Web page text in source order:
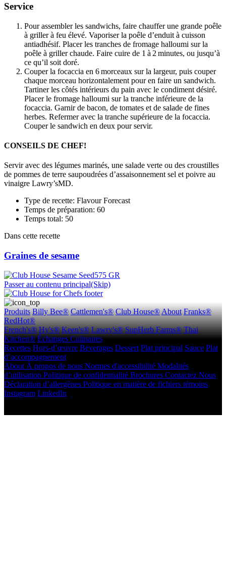
Service
Pour assembler les sandwichs, faire chauffer une grande poêle
à griller à feu élevé. Vaporiser la poêle d’enduit à cuisson
antiadhésif. Placer les tranches de fromage halloumi sur la
poêle à griller chaude. Faire cuire de 1 à 2 minutes, ou jusqu’à
ce qu’il soit doré.
Couper la focaccia en 6 morceaux sur la largeur, puis couper
chaque morceau horizontalement pour en faire un sandwich.
Tartiner les côtés intérieurs du pain avec le condiment désiré.
Placer le fromage halloumi sur la tranche inférieure de la
focaccia. Garnir de bacon, de tomates et de salade de fines
herbes. Refermer avec la tranche supérieure de la focaccia.
Couper le sandwich en deux pour servir.
CONSEILS DE CHEF!
Servir avec des légumes marinés, une salade verte ou des croustilles
de pommes de terre saupoudrées d’assaisonnement sel et poivre au
vinaigre Lawry’sMD.
Type de recette: Flavour Forecast
Temps de préparation: 60
Temps total: 50
Dans cette recette
Graines de sesame
Passer au contenu principal(Skip)
Produits Billy Bee® Cattlemen's® Club House®About Franks®
RedHot®
French's® Hy's® Keen's® Lawry's® SupHerb Farms® Thai
Kitchen® Échanges Culinaires
Recettes Hors-d’œuvre Beverages Dessert Plat principal Sauce Plat
d’accompagnement
About À propos de nous Normes d'accessibilité Modalités
d’utilisation Politique de confidentialité Brochures Contactez Nous
Déclaration d’allergènes Politique en matière de fichiers témoins
Instagram LinkedIn